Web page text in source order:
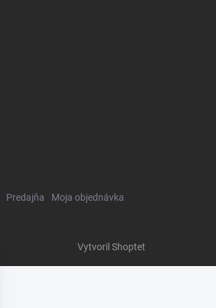
Predajňa Moja objednávka
Vytvoril Shoptet